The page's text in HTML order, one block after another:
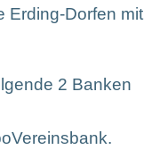
Erding-Dorfen mit
2 Banken